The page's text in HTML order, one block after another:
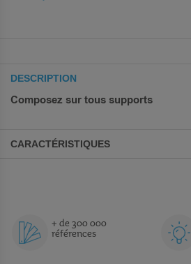
DESCRIPTION
Composez sur tous supports
CARACTÉRISTIQUES
+ de 300 000
références